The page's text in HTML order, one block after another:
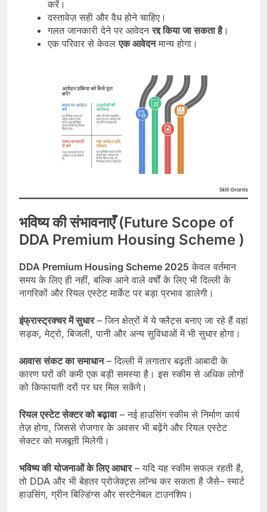
करें।
दस्तावेज़ सही और वैध होने चाहिए।
गलत जानकारी देने पर आवेदनरद्द किया जा सकता है।
एक परिवार से केवलएक आवेदनमान्य होगा।
भविष्य की संभावनाएँ (Future Scope of
DDA Premium Housing Scheme )
DDA Premium Housing Scheme 2025 केवल वर्तमान
समय के लिए ही नहीं, बल्कि आने वाले वर्षों के लिए भी दिल्ली के
नागरिकों और रियल एस्टेट मार्केट पर बड़ा प्रभाव डालेगी।
इंफ्रास्ट्रक्चर में सुधार– जिन क्षेत्रों में ये फ्लैट्स बनाए जा रहे हैं वहां
सड़क, मेट्रो, बिजली, पानी और अन्य सुविधाओं में भी सुधार होगा।
आवास संकट का समाधान– दिल्ली में लगातार बढ़ती आबादी के
कारण घरों की कमी एक बड़ी समस्या है। इस स्कीम से अधिक लोगों
को किफायती दरों पर घर मिल सकेंगे।
रियल एस्टेट सेक्टर को बढ़ावा– नई हाउसिंग स्कीम से निर्माण कार्य
तेज़ होगा, जिससे रोजगार के अवसर भी बढ़ेंगे और रियल एस्टेट
सेक्टर को मजबूती मिलेगी।
भविष्य की योजनाओं के लिए आधार– यदि यह स्कीम सफल रहती है,
तो DDA और भी बेहतर प्रोजेक्ट्स लॉन्च कर सकता है जैसे– स्मार्ट
हाउसिंग, ग्रीन बिल्डिंग्स और सस्टेनेबल टाउनशिप।